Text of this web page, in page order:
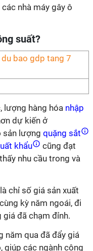
nhà máy gây ô
suất?
lượng hàng hóa nhập
dự kiến ở
sản lượng quặng sắt
khẩu
cũng đạt
nhu cầu trong và
chỉ số giá sản xuất
kỳ năm ngoái, đi
đã chạm đỉnh.
năm qua đã đẩy giá
giúp các ngành công